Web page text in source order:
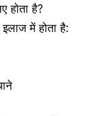
होता है?
में होता है: